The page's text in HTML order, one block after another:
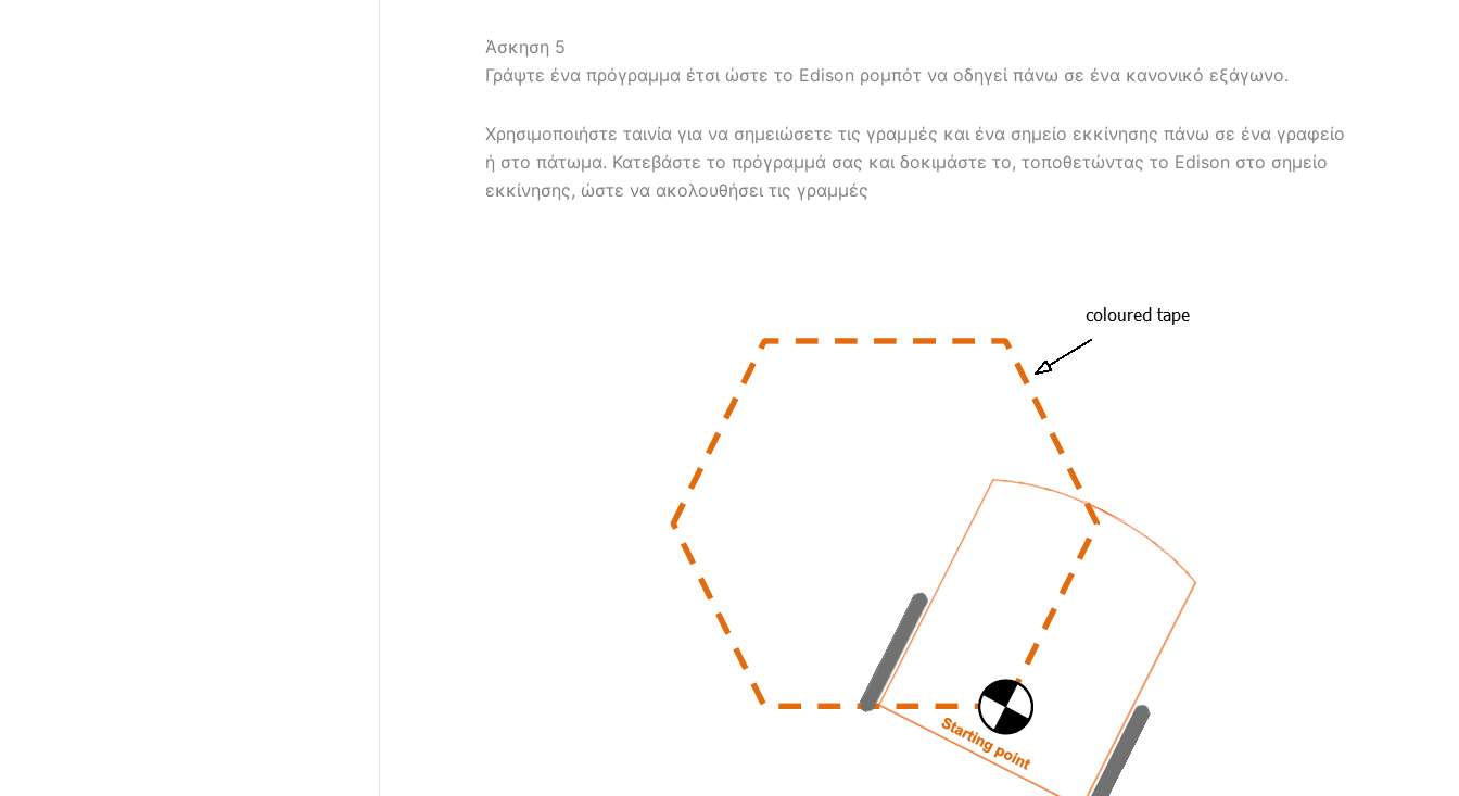
Άσκηση 5
Γράψτε ένα πρόγραμμα έτσι ώστε το Edison ρομπότ να οδηγεί πάνω σε ένα κανονικό εξάγωνο.
Χρησιμοποιήστε ταινία για να σημειώσετε τις γραμμές και ένα σημείο εκκίνησης πάνω σε ένα γραφείο
ή στο πάτωμα. Κατεβάστε το πρόγραμμά σας και δοκιμάστε το, τοποθετώντας το Edison στο σημείο
εκκίνησης, ώστε να ακολουθήσει τις γραμμές